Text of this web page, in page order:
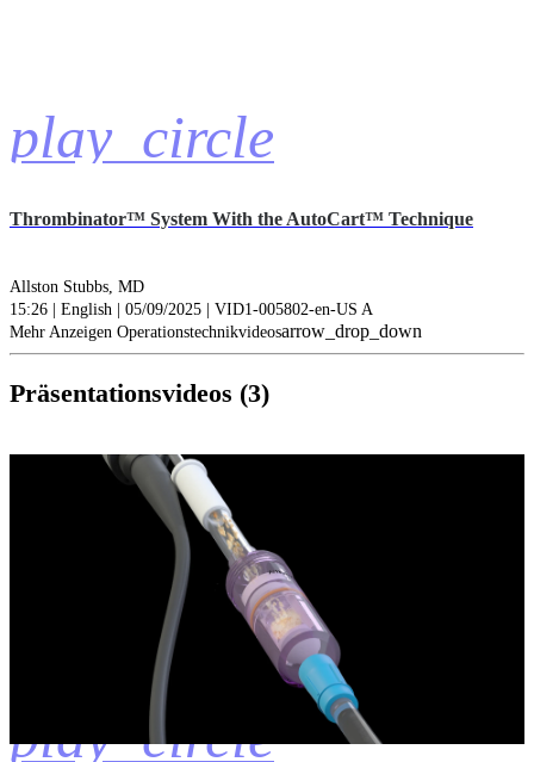
play_circle
Thrombinator™ System With the AutoCart™ Technique
Allston Stubbs, MD
15:26 | English | 05/09/2025 | VID1-005802-en-US A
Mehr Anzeigen Operationstechnikvideosarrow_drop_down
Präsentationsvideos (3)
play_circle